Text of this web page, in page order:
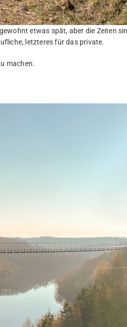
etwas spät, aber die Zeiten
letzteres für das private.
machen.